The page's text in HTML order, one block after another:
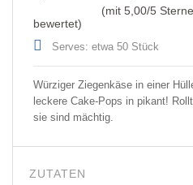
(mit 5,00/5
bewertet)
Serves: etwa 50 Stück
Würziger Ziegenkäse in einer
leckere Cake-Pops in pikant!
sie sind mächtig.
ZUTATEN